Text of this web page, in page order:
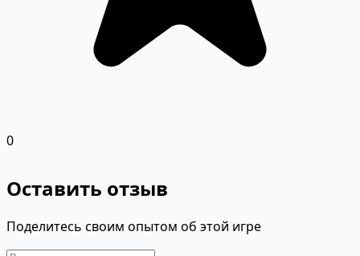
0
Оставить отзыв
Поделитесь своим опытом об этой игре